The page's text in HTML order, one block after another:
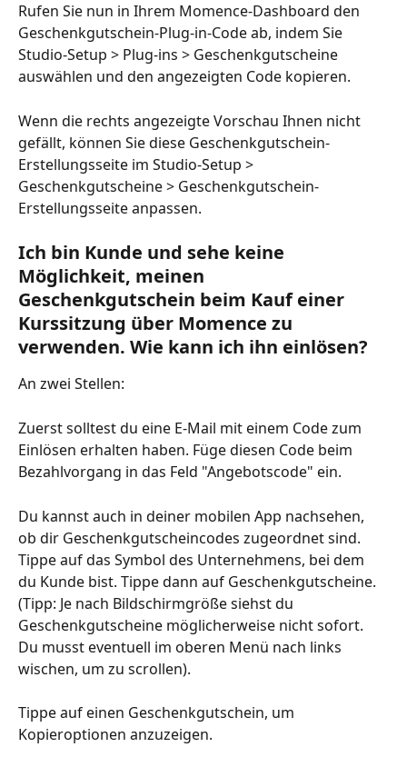
Rufen Sie nun in Ihrem Momence-Dashboard den
Geschenkgutschein-Plug-in-Code ab, indem Sie
Studio-Setup > Plug-ins > Geschenkgutscheine
auswählen und den angezeigten Code kopieren.
Wenn die rechts angezeigte Vorschau Ihnen nicht
gefällt, können Sie diese Geschenkgutschein-
Erstellungsseite im Studio-Setup >
Geschenkgutscheine > Geschenkgutschein-
Erstellungsseite anpassen.
Ich bin Kunde und sehe keine
Möglichkeit, meinen
Geschenkgutschein beim Kauf einer
Kurssitzung über Momence zu
verwenden. Wie kann ich ihn einlösen?
An zwei Stellen:
Zuerst solltest du eine E-Mail mit einem Code zum
Einlösen erhalten haben. Füge diesen Code beim
Bezahlvorgang in das Feld "Angebotscode" ein.
Du kannst auch in deiner mobilen App nachsehen,
ob dir Geschenkgutscheincodes zugeordnet sind.
Tippe auf das Symbol des Unternehmens, bei dem
du Kunde bist. Tippe dann auf Geschenkgutscheine.
(Tipp: Je nach Bildschirmgröße siehst du
Geschenkgutscheine möglicherweise nicht sofort.
Du musst eventuell im oberen Menü nach links
wischen, um zu scrollen).
Tippe auf einen Geschenkgutschein, um
Kopieroptionen anzuzeigen.